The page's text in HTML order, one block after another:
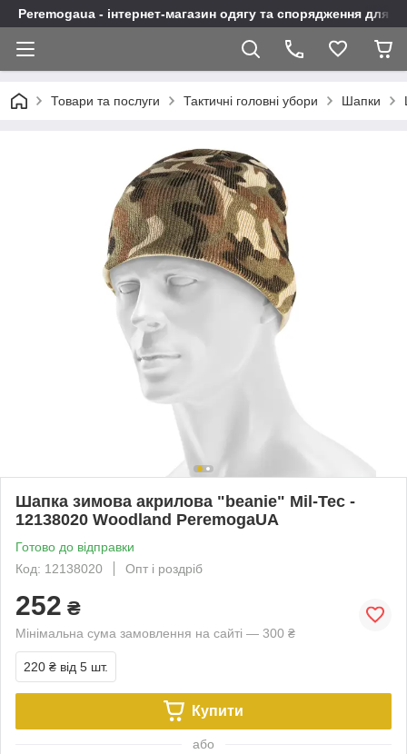
Peremogaua - інтернет-магазин одягу та спорядження для
Товари та послуги Тактичні головні убори Шапки
Шапка зимова акрилова "beanie" Mil-Tec -
12138020 Woodland PeremogaUA
Готово до відправки
Код: 12138020
Опт і роздріб
252 ₴
Мінімальна сума замовлення на сайті — 300 ₴
220 ₴ від 5 шт.
Купити
або